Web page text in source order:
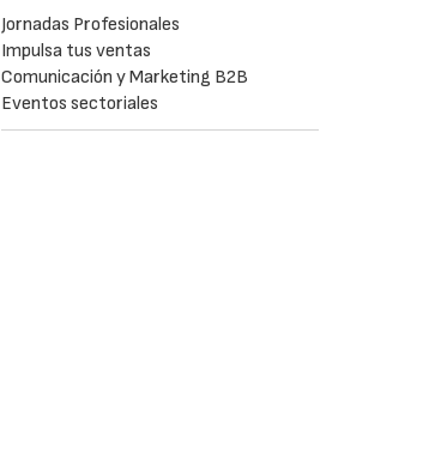
Jornadas Profesionales
Impulsa tus ventas
Comunicación y Marketing B2B
Eventos sectoriales